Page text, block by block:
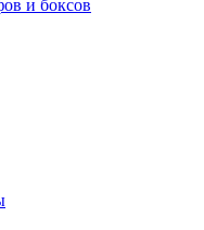
и боксов